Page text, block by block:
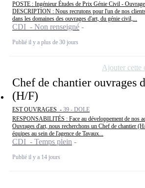
POSTE : Ingénieur Études de Prix Génie Civil -
DESCRIPTION : Nous recrutons pour l'un de nos
dans les domaines des ouvrages d'art, du génie civil,...
CDI - Non renseigné
Publié il y a plus de 30 jours
Chef de chantier ouvrages
(H/F)
EST OUVRAGES - 39 - DOLE
RESPONSABILITÉS : Face au développement de nos
Ouvrages d'art, nous recherchons un Chef de chantier
équipes au sein de l'agence de Tavaux...
CDI - Temps plein
Publié il y a 14 jours
Ajouter cette